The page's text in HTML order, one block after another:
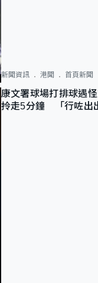
新聞資訊 港聞 首頁新聞
康文署球場打排球遇
拎走5分鐘 「行咗出